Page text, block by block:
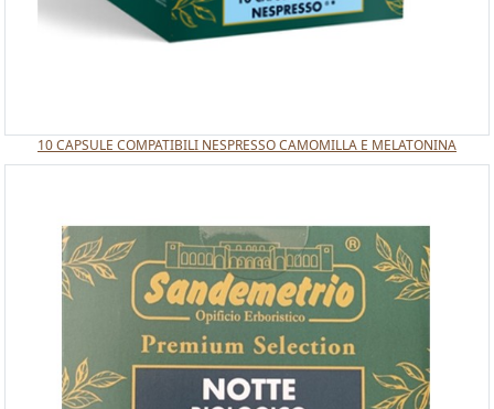
10 CAPSULE COMPATIBILI NESPRESSO CAMOMILLA E MELATONINA